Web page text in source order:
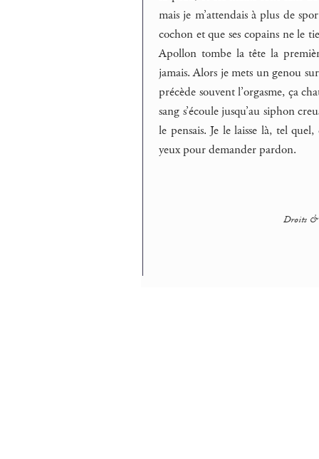
mais je m’attendais à plus de
cochon et que ses copains ne le
Apollon tombe la tête la
jamais. Alors je mets un genou
précède souvent l’orgasme, ça
sang s’écoule jusqu’au siphon
le pensais. Je le laisse là, tel
yeux pour demander pardon.
Droits &